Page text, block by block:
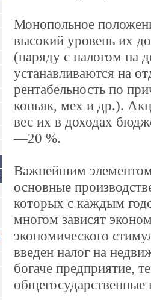
Монопольное
высокий уровень их
(наряду с налогом на
устанавливаются на
рентабельность по
коньяк, мех и др.).
вес их в доходах
—20 %.
Важнейшим элементом
основные
которых с каждым
многом зависят
экономического
введен налог на
богаче предприятие,